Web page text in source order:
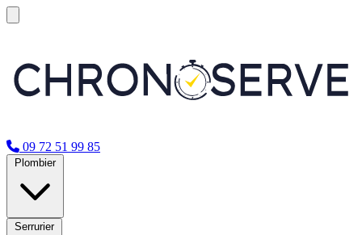
09 72 51 99 85
Plombier
Serrurier